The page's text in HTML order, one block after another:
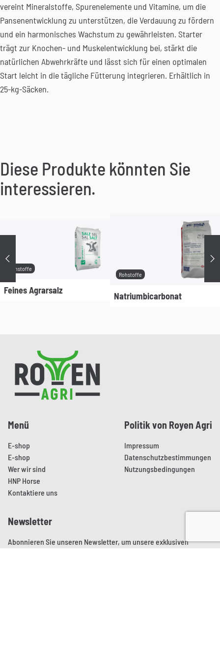
vereint Mineralstoffe, Spurenelemente und Vitamine, um die
Pansenentwicklung zu unterstützen, die Verdauung zu fördern
und ein harmonisches Wachstum zu gewährleisten. Starter
trägt zur Knochen- und Muskelentwicklung bei, stärkt die
natürlichen Abwehrkräfte und lässt sich für einen optimalen
Start leicht in die tägliche Fütterung integrieren. Erhältlich in
25-kg-Säcken.
Diese Produkte könnten Sie
interessieren.
Rohstoffe
Feines Agrarsalz
Rohstoffe
Natriumbicarbonat
Précédent
Pied de page
Menü
E-shop
E-shop
Wer wir sind
HNP Horse
Kontaktiere uns
Politik von Royen Agri
Impressum
Datenschutzbestimmungen
Nutzungsbedingungen
Newsletter
Abonnieren Sie unseren Newsletter, um unsere exklusiven